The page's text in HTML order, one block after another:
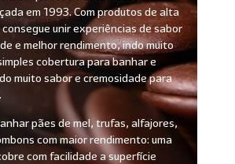
em 1993. Com produtos de alta
unir experiências de sabor
e melhor rendimento, indo muito
cobertura para banhar e
muito sabor e cremosidade para
pães de mel, trufas, alfajores,
com maior rendimento: uma
com facilidade a superfície